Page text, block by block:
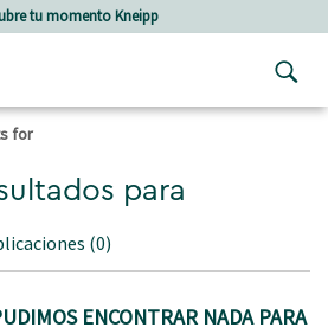
tu momento Kneipp
for
para
(0)
ENCONTRAR NADA PARA